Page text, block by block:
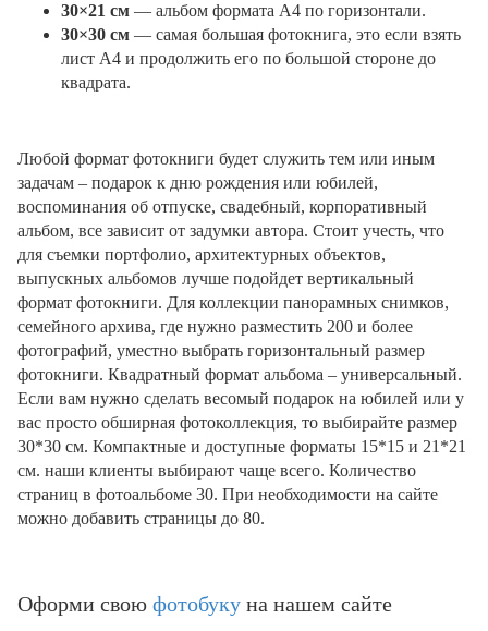
30×21 см — альбом формата А4 по горизонтали.
30×30 см — самая большая фотокнига, это если взять
лист А4 и продолжить его по большой стороне до
квадрата.
Любой формат фотокниги будет служить тем или иным
задачам – подарок к дню рождения или юбилей,
воспоминания об отпуске, свадебный, корпоративный
альбом, все зависит от задумки автора. Стоит учесть, что
для съемки портфолио, архитектурных объектов,
выпускных альбомов лучше подойдет вертикальный
формат фотокниги. Для коллекции панорамных снимков,
семейного архива, где нужно разместить 200 и более
фотографий, уместно выбрать горизонтальный размер
фотокниги. Квадратный формат альбома – универсальный.
Если вам нужно сделать весомый подарок на юбилей или у
вас просто обширная фотоколлекция, то выбирайте размер
30*30 см. Компактные и доступные форматы 15*15 и 21*21
см. наши клиенты выбирают чаще всего. Количество
страниц в фотоальбоме 30. При необходимости на сайте
можно добавить страницы до 80.
Оформи свою фотобуку на нашем сайте